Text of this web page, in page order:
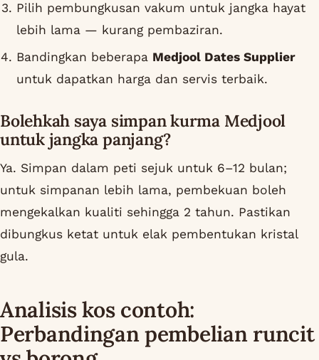
Pilih pembungkusan vakum untuk jangka hayat
lebih lama — kurang pembaziran.
Bandingkan beberapa Medjool Dates Supplier
untuk dapatkan harga dan servis terbaik.
Bolehkah saya simpan kurma Medjool
untuk jangka panjang?
Ya. Simpan dalam peti sejuk untuk 6–12 bulan;
untuk simpanan lebih lama, pembekuan boleh
mengekalkan kualiti sehingga 2 tahun. Pastikan
dibungkus ketat untuk elak pembentukan kristal
gula.
Analisis kos contoh:
Perbandingan pembelian runcit